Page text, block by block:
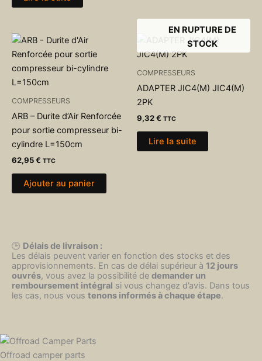
COMPRESSEURS
ARB – Durite d’Air Renforcée
pour sortie compresseur bi-
cylindre L=150cm
62,95€ TTC
Ajouter au panier
EN RUPTURE DE
STOCK
COMPRESSEURS
ADAPTER JIC4(M) JIC4(M)
2PK
9,32€ TTC
Lire la suite
🕒 Délais de livraison :
Les délais peuvent varier en fonction des stocks et des
approvisionnements. En cas de délai supérieur à 12 jours
ouvrés, vous avez la possibilité de demander un
remboursement intégral si vous changez d’avis. Dans tous
les cas, nous vous tenons informés à chaque étape.
Offroad camper parts